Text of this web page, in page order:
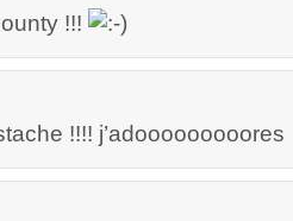
!!!
!!!! j’adooooooooores